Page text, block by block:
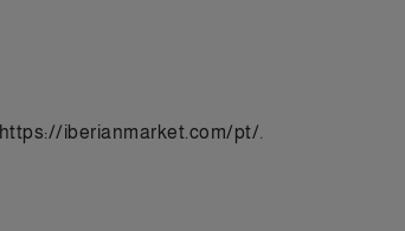
https://iberianmarket.com/pt/.